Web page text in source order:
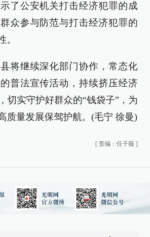
了公安机关打击经济犯罪的成
众参与防范与打击经济犯罪的
。
将继续深化部门协作，常态化
普法宣传活动，持续挤压经济
切实守护好群众的“钱袋子”，为
质量发展保驾护航。(毛宁 徐曼)
[ 责编：任子薇 ]